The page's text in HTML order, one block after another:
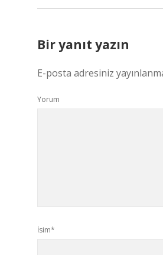
Bir yanıt yazın
E-posta adresiniz
Yorum
İsim*